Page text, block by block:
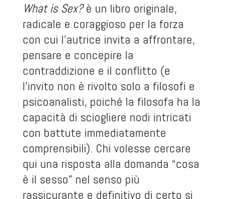
What is Sex?è un libro originale,
radicale e coraggioso per la forza
con cui l’autrice invita a affrontare,
pensare e concepire la
contraddizione e il conflitto (e
l’invito non è rivolto solo a filosofi e
psicoanalisti, poiché la filosofa ha la
capacità di sciogliere nodi intricati
con battute immediatamente
comprensibili). Chi volesse cercare
qui una risposta alla domanda “cosa
è il sesso” nel senso più
rassicurante e definitivo di certo si